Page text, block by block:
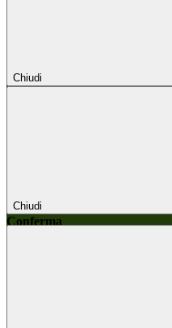
Chiudi
Chiudi
Conferma